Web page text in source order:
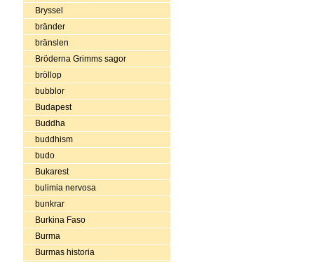
Bryssel
bränder
bränslen
Bröderna Grimms sagor
bröllop
bubblor
Budapest
Buddha
buddhism
budo
Bukarest
bulimia nervosa
bunkrar
Burkina Faso
Burma
Burmas historia